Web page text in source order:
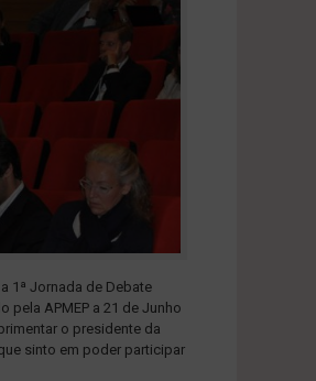
1ª Jornada de Debate
APMEP a 21 de Junho
o presidente da
sinto em poder participar